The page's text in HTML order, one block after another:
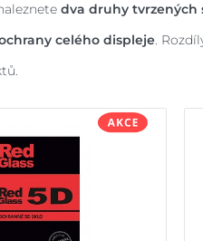
dva druhy tvrzených
celého displeje.